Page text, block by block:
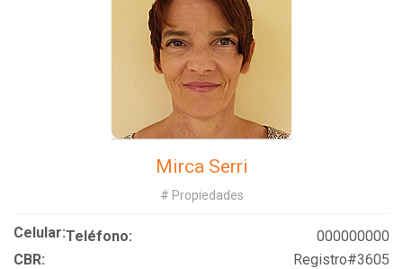
Mirca Serri
# Propiedades
Celular:Teléfono:
000000000
CBR:
Registro#3605